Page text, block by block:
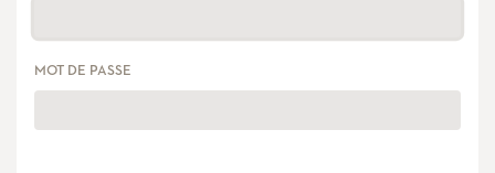
MOT DE PASSE